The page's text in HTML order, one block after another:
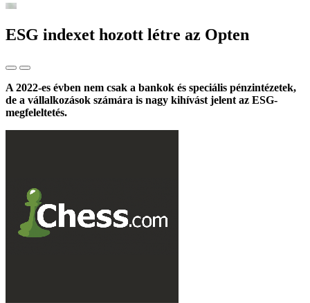
ESG indexet hozott létre az Opten
A 2022-es évben nem csak a bankok és speciális pénzintézetek,
de a vállalkozások számára is nagy kihívást jelent az ESG-
megfeleltetés.